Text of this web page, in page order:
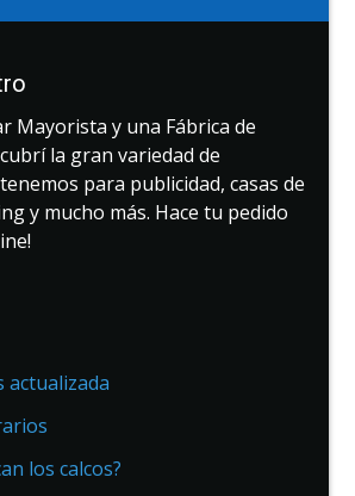
Mayorista y una Fábrica de
la gran variedad de
para publicidad, casas de
y mucho más. Hace tu pedido
actualizada
los calcos?